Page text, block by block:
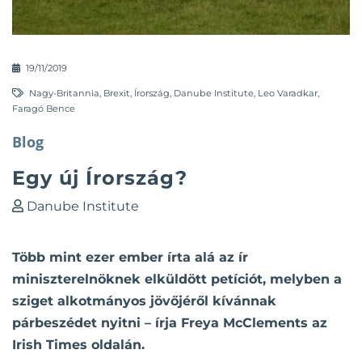
19/11/2019
Nagy-Britannia, Brexit, Írország, Danube Institute, Leo Varadkar,
Faragó Bence
Blog
Egy új Írország?
Danube Institute
Több mint ezer ember írta alá az ír
miniszterelnöknek elküldött petíciót, melyben a
sziget alkotmányos jövőjéről kívánnak
párbeszédet nyitni – írja Freya McClements az
Irish Times oldalán.